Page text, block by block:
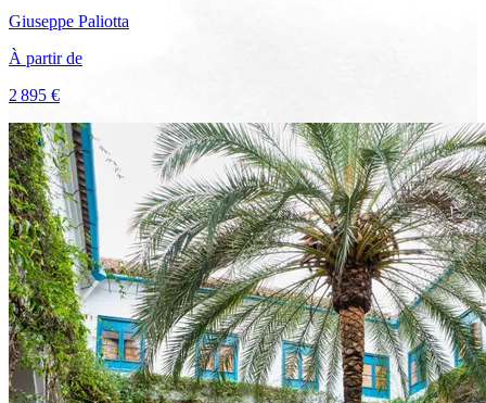
Giuseppe Paliotta
À partir de
2 895 €
Voir le voyage